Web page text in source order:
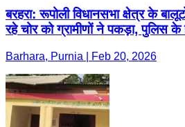
बरहरा: रूपोली विधानसभा क्षेत्र के
रहे चोर को ग्रामीणों ने पकड़ा, पुलिस के
Barhara, Purnia | Feb 20, 2026